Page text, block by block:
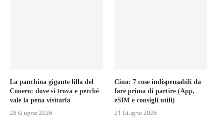
La panchina gigante lilla del
Conero: dove si trova e perché
vale la pena visitarla
28 Giugno 2026
Cina: 7 cose indispensabili da
fare prima di partire (App,
eSIM e consigli utili)
21 Giugno 2026